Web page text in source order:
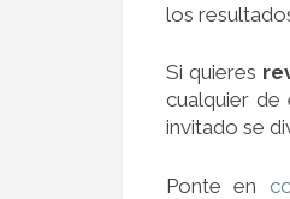
los
Si quieres
cualquier de
invitado se
Ponte en